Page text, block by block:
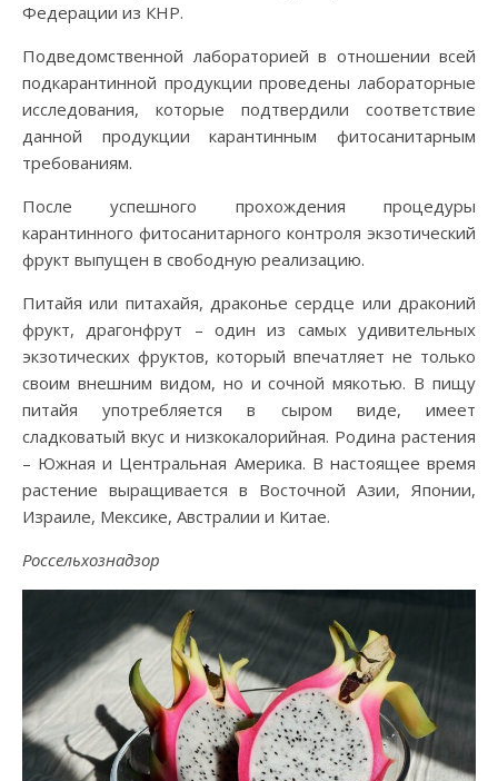
Федерации из КНР.
Подведомственной лабораторией в отношении всей
подкарантинной продукции проведены лабораторные
исследования, которые подтвердили соответствие
данной продукции карантинным фитосанитарным
требованиям.
После успешного прохождения процедуры
карантинного фитосанитарного контроля экзотический
фрукт выпущен в свободную реализацию.
Питайя или питахайя, драконье сердце или драконий
фрукт, драгонфрут – один из самых удивительных
экзотических фруктов, который впечатляет не только
своим внешним видом, но и сочной мякотью. В пищу
питайя употребляется в сыром виде, имеет
сладковатый вкус и низкокалорийная. Родина растения
– Южная и Центральная Америка. В настоящее время
растение выращивается в Восточной Азии, Японии,
Израиле, Мексике, Австралии и Китае.
Россельхознадзор